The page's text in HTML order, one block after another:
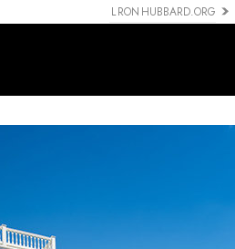
L RON HUBBARD.ORG